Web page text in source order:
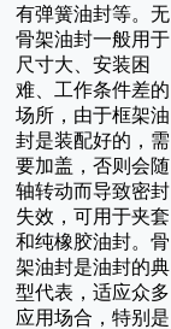
有弹簧油封等。无
骨架油封一般用于
尺寸大、安装困
难、工作条件差的
场所，由于框架油
封是装配好的，需
要加盖，否则会随
轴转动而导致密封
失效，可用于夹套
和纯橡胶油封。骨
架油封是油封的典
型代表，适应众多
应用场合，特别是